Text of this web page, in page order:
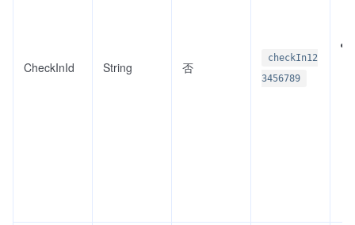
CheckInId String 否
checkIn12
3456789